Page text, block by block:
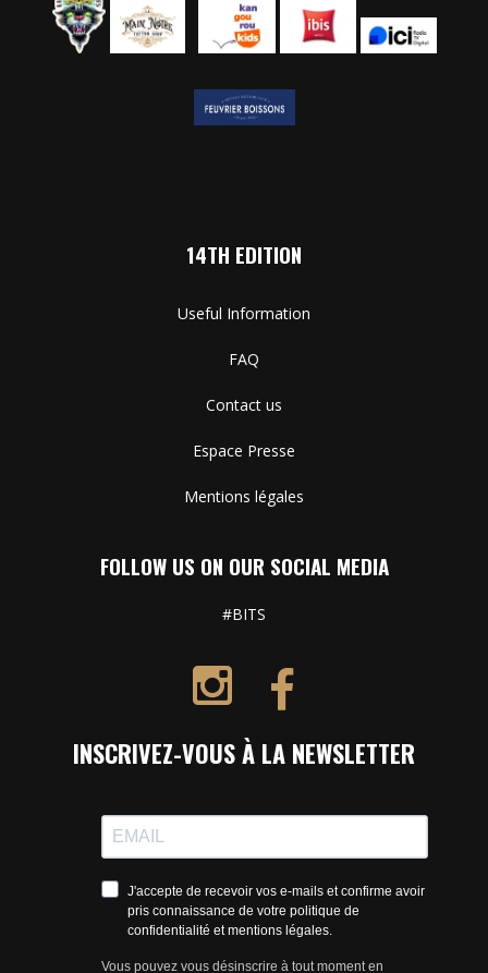
14TH EDITION
Useful Information
FAQ
Contact us
Espace Presse
Mentions légales
FOLLOW US ON OUR SOCIAL MEDIA
#BITS
INSCRIVEZ-VOUS À LA NEWSLETTER
J'accepte de recevoir vos e-mails et confirme avoir
pris connaissance de votre politique de
confidentialité et mentions légales.
Vous pouvez vous désinscrire à tout moment en